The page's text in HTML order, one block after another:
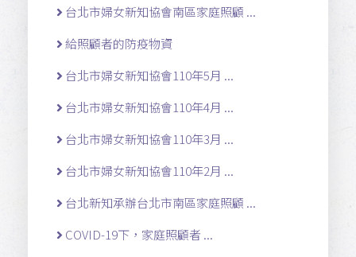
台北市婦女新知協會南區家庭照顧 ...
給照顧者的防疫物資
台北市婦女新知協會110年5月 ...
台北市婦女新知協會110年4月 ...
台北市婦女新知協會110年3月 ...
台北市婦女新知協會110年2月 ...
台北新知承辦台北市南區家庭照顧 ...
COVID-19下，家庭照顧者 ...